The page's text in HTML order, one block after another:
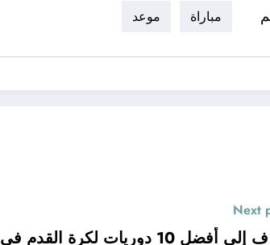
مباراة موعد
Next
10 دوريات لكرة القدم في العالم